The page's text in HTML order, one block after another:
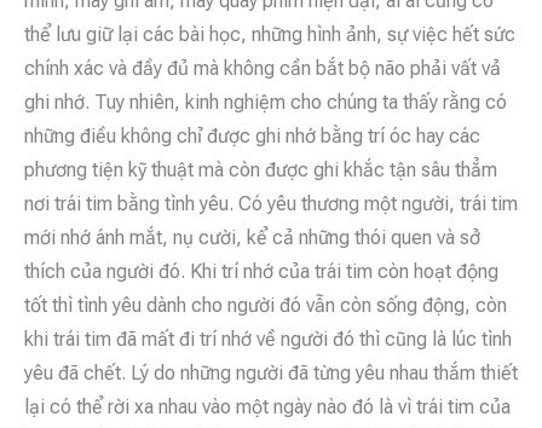
thể lưu giữ lại các bài học, những hình ảnh, sự việc hết sức
chính xác và đầy đủ mà không cần bắt bộ não phải vất vả
ghi nhớ. Tuy nhiên, kinh nghiệm cho chúng ta thấy rằng có
những điều không chỉ được ghi nhớ bằng trí óc hay các
phương tiện kỹ thuật mà còn được ghi khắc tận sâu thẳm
nơi trái tim bằng tình yêu. Có yêu thương một người, trái tim
mới nhớ ánh mắt, nụ cười, kể cả những thói quen và sở
thích của người đó. Khi trí nhớ của trái tim còn hoạt động
tốt thì tình yêu dành cho người đó vẫn còn sống động, còn
khi trái tim đã mất đi trí nhớ về người đó thì cũng là lúc tình
yêu đã chết. Lý do những người đã từng yêu nhau thắm thiết
lại có thể rời xa nhau vào một ngày nào đó là vì trái tim của